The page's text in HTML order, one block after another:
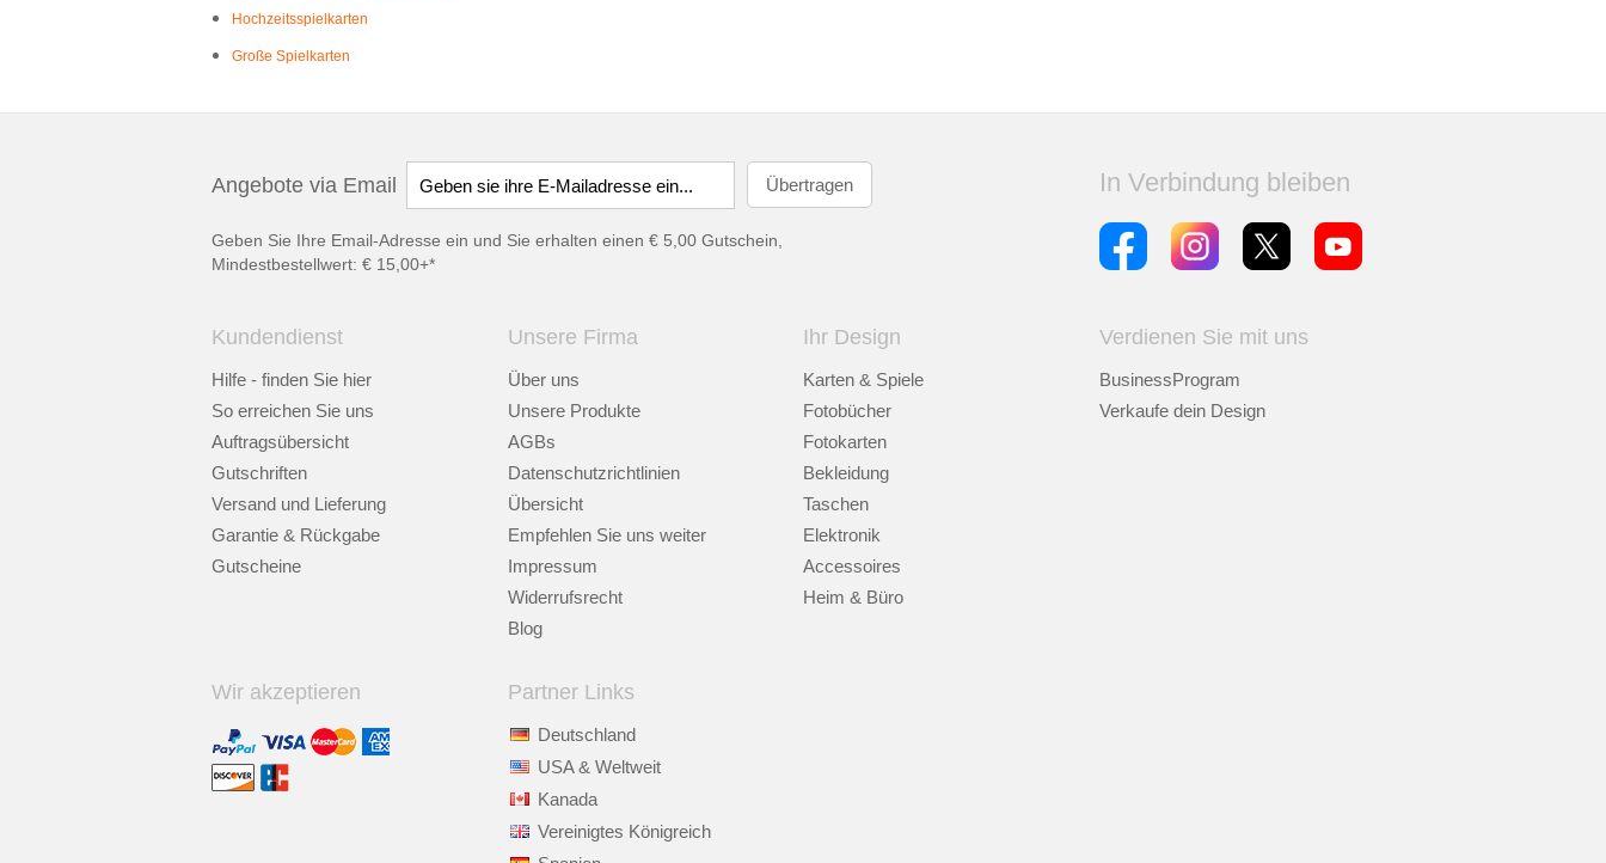
Hochzeitsspielkarten
Große Spielkarten
Angebote via Email
Geben Sie Ihre Email-Adresse ein und Sie erhalten einen € 5,00 Gutschein,
Mindestbestellwert: € 15,00+*
In Verbindung bleiben
Kundendienst
Hilfe - finden Sie hier
So erreichen Sie uns
Auftragsübersicht
Gutschriften
Versand und Lieferung
Garantie & Rückgabe
Gutscheine
Unsere Firma
Über uns
Unsere Produkte
AGBs
Datenschutzrichtlinien
Übersicht
Empfehlen Sie uns weiter
Impressum
Widerrufsrecht
Blog
Ihr Design
Karten & Spiele
Fotobücher
Fotokarten
Bekleidung
Taschen
Elektronik
Accessoires
Heim & Büro
Verdienen Sie mit uns
BusinessProgram
Verkaufe dein Design
Wir akzeptieren Partner Links
Deutschland
USA & Weltweit
Kanada
Vereinigtes Königreich